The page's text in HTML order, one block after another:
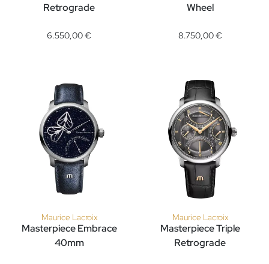
Retrograde
6.550,00 €
Wheel
8.750,00 €
Maurice Lacroix
Masterpiece Embrace
40mm
Maurice Lacroix
Masterpiece Triple
Retrograde